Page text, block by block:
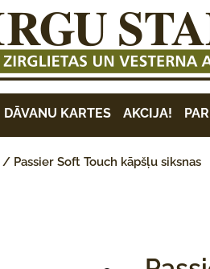
DĀVANU KARTES AKCIJA!
/ Passier Soft Touch kāpšļu siksnas